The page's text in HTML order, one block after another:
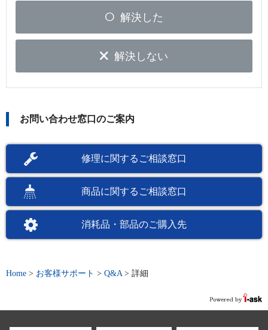
解決した
解決しない
お問い合わせ窓口のご案内
修理に関するご相談窓口
商品に関するご相談窓口
消耗品・部品のご購入先
Home > お客様サポート > Q&A > 詳細